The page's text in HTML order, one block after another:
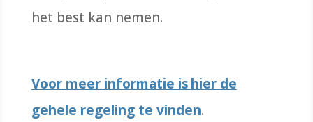
het best kan nemen.
Voor meer informatie ishier de
gehele regeling te vinden.